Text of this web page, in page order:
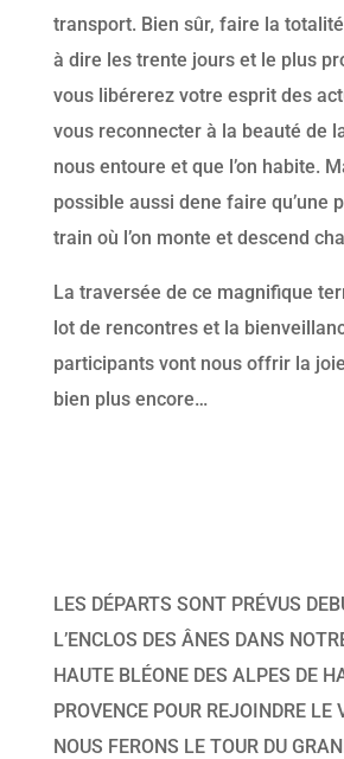
transport. Bien sûr, faire la totalité
à dire les trente jours et le plus
vous libérerez votre esprit des
vous reconnecter à la beauté de
nous entoure et que l’on habite.
possible aussi dene faire qu’une
train où l’on monte et descend
La traversée de ce magnifique
lot de rencontres et la
participants vont nous offrir la
bien plus encore…
LES DÉPARTS SONT PRÉVUS
L’ENCLOS DES ÂNES DANS
HAUTE BLÉONE DES ALPES DE
PROVENCE POUR REJOINDRE LE
NOUS FERONS LE TOUR DU